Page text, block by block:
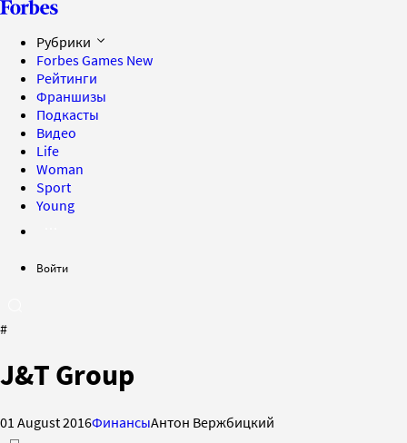
Рубрики
Forbes Games New
Рейтинги
Франшизы
Подкасты
Видео
Life
Woman
Sport
Young
Войти
#
J&T Group
01 August 2016ФинансыАнтон Вержбицкий